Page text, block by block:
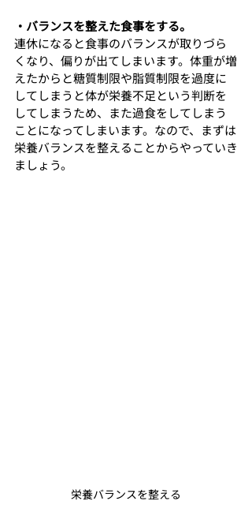
・バランスを整えた食事をする。
連休になると食事のバランスが取りづら
くなり、偏りが出てしまいます。体重が増
えたからと糖質制限や脂質制限を過度に
してしまうと体が栄養不足という判断を
してしまうため、また過食をしてしまう
ことになってしまいます。なので、まずは
栄養バランスを整えることからやっていき
ましょう。
栄養バランスを整える